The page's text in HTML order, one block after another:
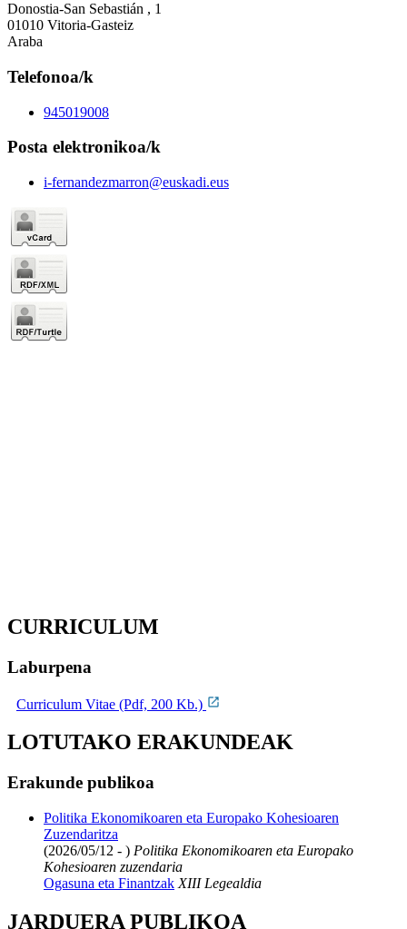
Donostia-San Sebastián , 1
01010 Vitoria-Gasteiz
Araba
Telefonoa/k
945019008
Posta elektronikoa/k
i-fernandezmarron@euskadi.eus
CURRICULUM
Laburpena
Curriculum Vitae (Pdf, 200 Kb.)
LOTUTAKO ERAKUNDEAK
Erakunde publikoa
Politika Ekonomikoaren eta Europako Kohesioaren
Zuzendaritza
(2026/05/12 - ) Politika Ekonomikoaren eta Europako
Kohesioaren zuzendaria
Ogasuna eta Finantzak XIII Legealdia
JARDUERA PUBLIKOA